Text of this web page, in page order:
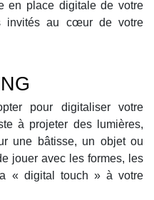
en place digitale de votre
invités au cœur de votre
pour digitaliser votre
à projeter des lumières,
une bâtisse, un objet ou
jouer avec les formes, les
« digital touch » à votre